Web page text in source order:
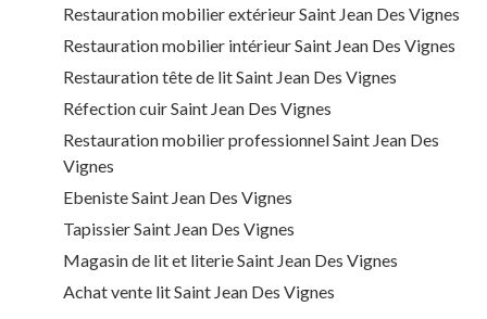
Restauration mobilier extérieur Saint Jean Des Vignes
Restauration mobilier intérieur Saint Jean Des Vignes
Restauration tête de lit Saint Jean Des Vignes
Réfection cuir Saint Jean Des Vignes
Restauration mobilier professionnel Saint Jean Des
Vignes
Ebeniste Saint Jean Des Vignes
Tapissier Saint Jean Des Vignes
Magasin de lit et literie Saint Jean Des Vignes
Achat vente lit Saint Jean Des Vignes